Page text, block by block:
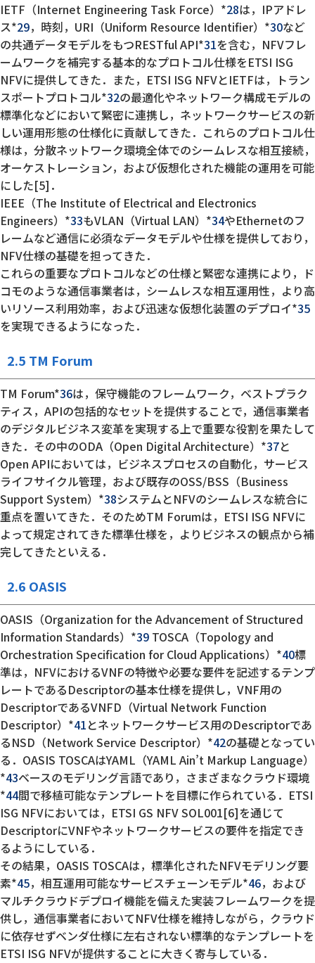
IETF（Internet Engineering Task Force）*28は，IPアドレ
ス*29，時刻，URI（Uniform Resource Identifier）*30など
の共通データモデルをもつRESTful API*31を含む，NFVフレ
ームワークを補完する基本的なプロトコル仕様をETSI ISG
NFVに提供してきた．また，ETSI ISG NFVとIETFは，トラン
スポートプロトコル*32の最適化やネットワーク構成モデルの
標準化などにおいて緊密に連携し，ネットワークサービスの新
しい運用形態の仕様化に貢献してきた．これらのプロトコル仕
様は，分散ネットワーク環境全体でのシームレスな相互接続，
オーケストレーション，および仮想化された機能の運用を可能
にした[5]．
IEEE（The Institute of Electrical and Electronics
Engineers）*33もVLAN（Virtual LAN）*34やEthernetのフ
レームなど通信に必須なデータモデルや仕様を提供しており，
NFV仕様の基礎を担ってきた．
これらの重要なプロトコルなどの仕様と緊密な連携により，ド
コモのような通信事業者は，シームレスな相互運用性，より高
いリソース利用効率，および迅速な仮想化装置のデプロイ*35
を実現できるようになった．
2.5 TM Forum
TM Forum*36は，保守機能のフレームワーク，ベストプラク
ティス，APIの包括的なセットを提供することで，通信事業者
のデジタルビジネス変革を実現する上で重要な役割を果たして
きた．その中のODA（Open Digital Architecture）*37と
Open APIにおいては，ビジネスプロセスの自動化，サービス
ライフサイクル管理，および既存のOSS/BSS（Business
Support System）*38システムとNFVのシームレスな統合に
重点を置いてきた．そのためTM Forumは，ETSI ISG NFVに
よって規定されてきた標準仕様を，よりビジネスの観点から補
完してきたといえる．
2.6 OASIS
OASIS（Organization for the Advancement of Structured
Information Standards）*39 TOSCA（Topology and
Orchestration Specification for Cloud Applications）*40標
準は，NFVにおけるVNFの特徴や必要な要件を記述するテンプ
レートであるDescriptorの基本仕様を提供し，VNF用の
DescriptorであるVNFD（Virtual Network Function
Descriptor）*41とネットワークサービス用のDescriptorであ
るNSD（Network Service Descriptor）*42の基礎となってい
る．OASIS TOSCAはYAML（YAML Ain’t Markup Language）
*43ベースのモデリング言語であり，さまざまなクラウド環境
*44間で移植可能なテンプレートを目標に作られている．ETSI
ISG NFVにおいては，ETSI GS NFV SOL001[6]を通じて
DescriptorにVNFやネットワークサービスの要件を指定でき
るようにしている．
その結果，OASIS TOSCAは，標準化されたNFVモデリング要
素*45，相互運用可能なサービスチェーンモデル*46，および
マルチクラウドデプロイ機能を備えた実装フレームワークを提
供し，通信事業者においてNFV仕様を維持しながら，クラウド
に依存せずベンダ仕様に左右されない標準的なテンプレートを
ETSI ISG NFVが提供することに大きく寄与している．